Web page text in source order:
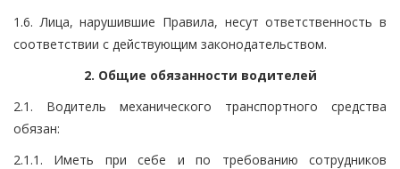
1.6. Лица, нарушившие Правила, несут ответственность в
соответствии с действующим законодательством.
2. Общие обязанности водителей
2.1. Водитель механического транспортного средства
обязан:
2.1.1. Иметь при себе и по требованию сотрудников